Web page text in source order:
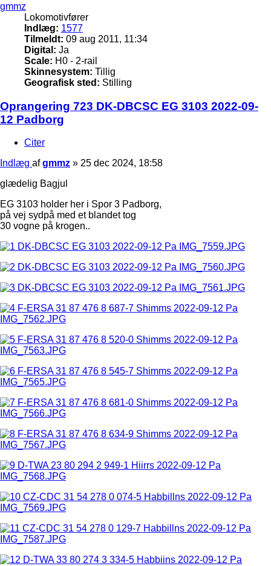
gmmz
Lokomotivfører
Indlæg: 1577
Tilmeldt: 09 aug 2011, 11:34
Digital: Ja
Scale: H0 - 2-rail
Skinnesystem: Tillig
Geografisk sted: Stilling
Oprangering 723 DK-DBCSC EG 3103 2022-09-
12 Padborg
Citer
Indlæg afgmmz » 25 dec 2024, 18:58
glædelig Bagjul
EG 3103 holder her i Spor 3 Padborg,
på vej sydpå med et blandet tog
30 vogne på krogen..